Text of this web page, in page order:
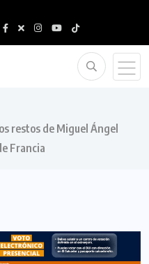
restos de Miguel Ángel
Francia